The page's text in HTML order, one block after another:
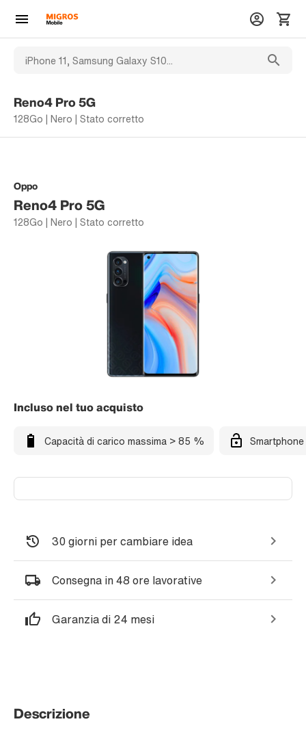
Reno4 Pro 5G
128Go | Nero | Stato corretto
Oppo
Reno4 Pro 5G
128Go | Nero | Stato corretto
Incluso nel tuo acquisto
Capacità di carico massima > 85 %
30 giorni per cambiare idea
Consegna in 48 ore lavorative
Garanzia di 24 mesi
Descrizione